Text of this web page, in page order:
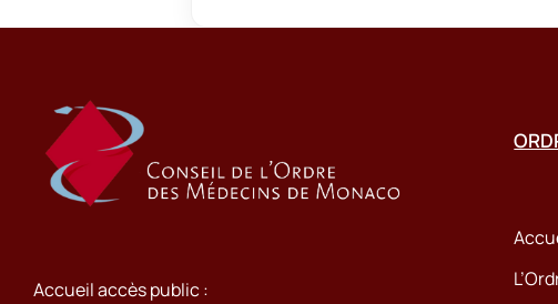
Accueil accès public :